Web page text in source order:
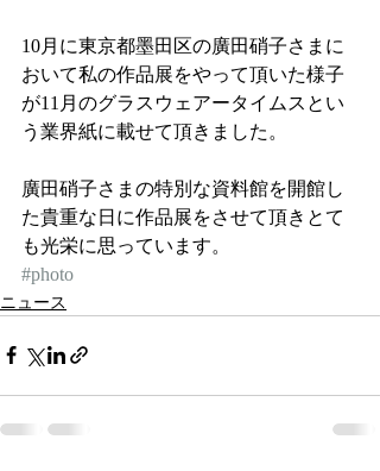
10月に東京都墨田区の廣田硝子さまに
おいて私の作品展をやって頂いた様子
が11月のグラスウェアータイムスとい
う業界紙に載せて頂きました。
廣田硝子さまの特別な資料館を開館し
た貴重な日に作品展をさせて頂きとて
も光栄に思っています。
#photo
ニュース